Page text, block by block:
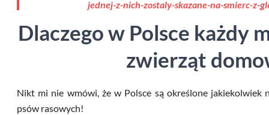
jednej-z-nich-zostaly-skazane-na-smierc-z-
Dlaczego w Polsce każdy
zwierząt
Nikt mi nie wmówi, że w Polsce są określone jakiekolwiek
psów rasowych!